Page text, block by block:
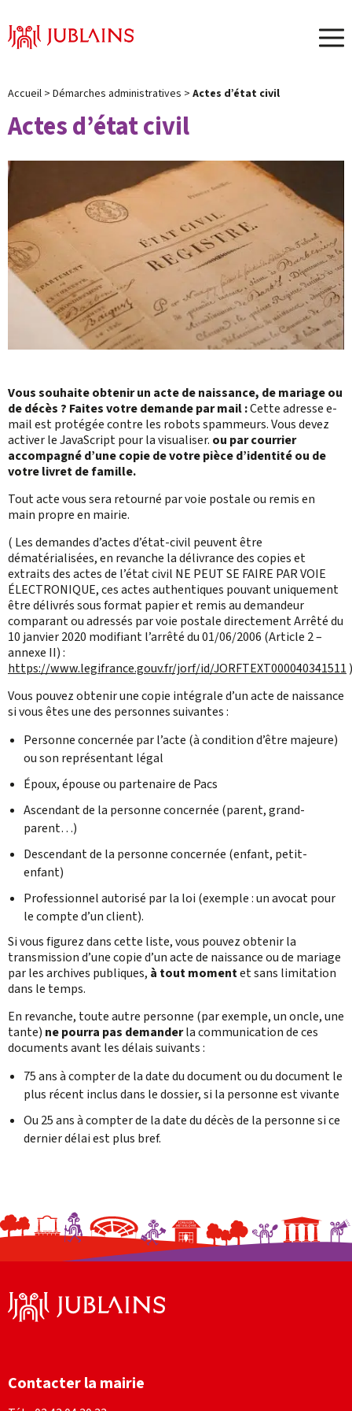
Menu
Accueil > Démarches administratives > Actes d’état civil
Actes d’état civil
Vous souhaite obtenir un acte de naissance, de mariage ou
de décès ? Faites votre demande par mail :Cette adresse e-
mail est protégée contre les robots spammeurs. Vous devez
activer le JavaScript pour la visualiser. ou par courrier
accompagné d’une copie de votre pièce d’identité ou de
votre livret de famille.
Tout acte vous sera retourné par voie postale ou remis en
main propre en mairie.
( Les demandes d’actes d’état-civil peuvent être
dématérialisées, en revanche la délivrance des copies et
extraits des actes de l’état civil NE PEUT SE FAIRE PAR VOIE
ÉLECTRONIQUE, ces actes authentiques pouvant uniquement
être délivrés sous format papier et remis au demandeur
comparant ou adressés par voie postale directement Arrêté du
10 janvier 2020 modifiant l’arrêté du 01/06/2006 (Article 2 –
annexe II) :
https://www.legifrance.gouv.fr/jorf/id/JORFTEXT000040341511 )
Vous pouvez obtenir une copie intégrale d’un acte de naissance
si vous êtes une des personnes suivantes :
Personne concernée par l’acte (à condition d’être majeure)
ou son représentant légal
Époux, épouse ou partenaire de Pacs
Ascendant de la personne concernée (parent, grand-
parent…)
Descendant de la personne concernée (enfant, petit-
enfant)
Professionnel autorisé par la loi (exemple : un avocat pour
le compte d’un client).
Si vous figurez dans cette liste, vous pouvez obtenir la
transmission d’une copie d’un acte de naissance ou de mariage
par les archives publiques, à tout momentet sans limitation
dans le temps.
En revanche, toute autre personne (par exemple, un oncle, une
tante) ne pourra pas demanderla communication de ces
documents avant les délais suivants :
75 ans à compter de la date du document ou du document le
plus récent inclus dans le dossier, si la personne est vivante
Ou 25 ans à compter de la date du décès de la personne si ce
dernier délai est plus bref.
Contacter la mairie